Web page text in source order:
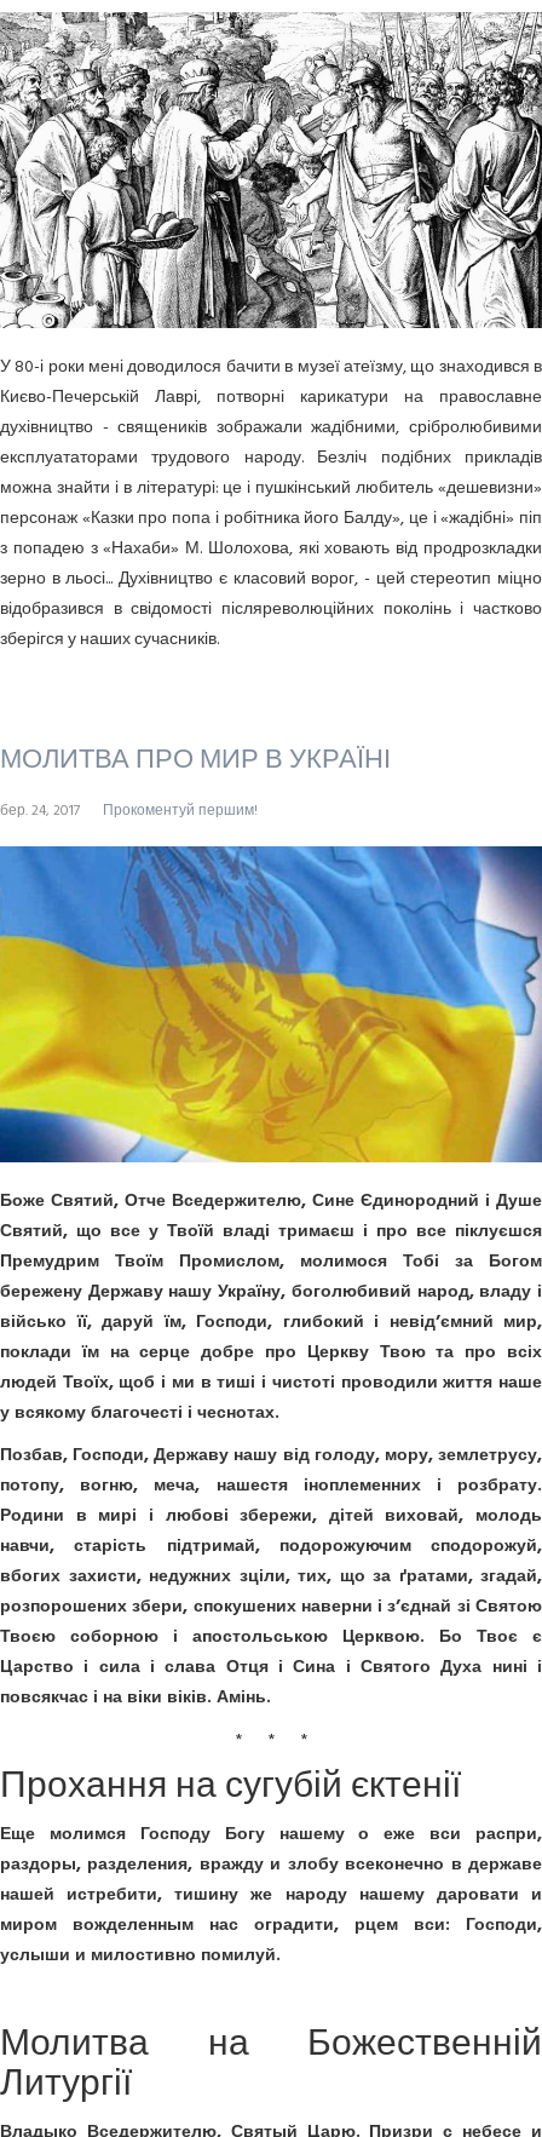
У 80-і роки мені доводилося бачити в музеї атеїзму, що знаходився в
Києво-Печерській Лаврі, потворні карикатури на православне
духівництво - священиків зображали жадібними, срібролюбивими
експлуататорами трудового народу. Безліч подібних прикладів
можна знайти і в літературі: це і пушкінський любитель «дешевизни»
персонаж «Казки про попа і робітника його Балду», це і «жадібні» піп
з попадею з «Нахаби» М. Шолохова, які ховають від продрозкладки
зерно в льосі... Духівництво є класовий ворог, - цей стереотип міцно
відобразився в свідомості післяреволюційних поколінь і частково
зберігся у наших сучасників.
МОЛИТВА ПРО МИР В УКРАЇНІ
бер. 24, 2017 Прокоментуй першим!
Боже Святий, Отче Вседержителю, Сине Єдинородний і Душе
Святий, що все у Твоїй владі тримаєш і про все піклуєшся
Премудрим Твоїм Промислом, молимося Тобі за Богом
бережену Державу нашу Україну, боголюбивий народ, владу і
військо її, даруй їм, Господи, глибокий і невід’ємний мир,
поклади їм на серце добре про Церкву Твою та про всіх
людей Твоїх, щоб і ми в тиші і чистоті проводили життя наше
у всякому благочесті і чеснотах.
Позбав, Господи, Державу нашу від голоду, мору, землетрусу,
потопу, вогню, меча, нашестя іноплеменних і розбрату.
Родини в мирі і любові збережи, дітей виховай, молодь
навчи, старість підтримай, подорожуючим сподорожуй,
вбогих захисти, недужних зціли, тих, що за ґратами, згадай,
розпорошених збери, спокушених наверни і з’єднай зі Святою
Твоєю соборною і апостольською Церквою. Бо Твоє є
Царство і сила і слава Отця і Сина і Святого Духа нині і
повсякчас і на віки віків. Амінь.
* * *
Прохання на сугубій єктенії
Еще молимся Господу Богу нашему о еже вси распри,
раздоры, разделения, вражду и злобу всеконечно в державе
нашей истребити, тишину же народу нашему даровати и
миром вожделенным нас оградити, рцем вси: Господи,
услыши и милостивно помилуй.
Молитва на Божественній
Литургії